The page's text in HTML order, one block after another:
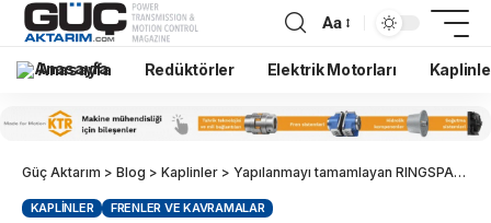
Aa
Anasayfa Redüktörler Elektrik Motorları
Güç Aktarım > Blog > Kaplinler > Yapılanmayı tamamlayan RINGSPANN Türkiye, 2026’da sahaya odaklanıyor
KAPLINLER FRENLER VE KAVRAMALAR